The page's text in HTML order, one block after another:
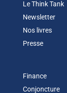
Le Think Tank
Newsletter
Nos livres
Presse
Finance
Conjoncture